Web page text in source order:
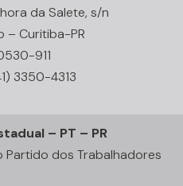
da Salete, s/n
– Curitiba-PR
911
3350-4313
– PT – PR
Partido dos Trabalhadores